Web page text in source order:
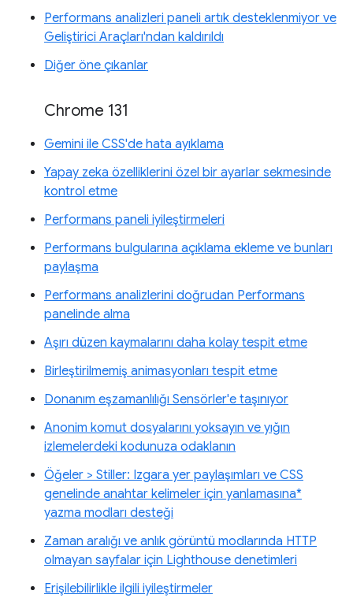
Performans analizleri paneli artık desteklenmiyor ve
Geliştirici Araçları'ndan kaldırıldı
Diğer öne çıkanlar
Chrome 131
Gemini ile CSS'de hata ayıklama
Yapay zeka özelliklerini özel bir ayarlar sekmesinde
kontrol etme
Performans paneli iyileştirmeleri
Performans bulgularına açıklama ekleme ve bunları
paylaşma
Performans analizlerini doğrudan Performans
panelinde alma
Aşırı düzen kaymalarını daha kolay tespit etme
Birleştirilmemiş animasyonları tespit etme
Donanım eşzamanlılığı Sensörler'e taşınıyor
Anonim komut dosyalarını yoksayın ve yığın
izlemelerdeki kodunuza odaklanın
Öğeler > Stiller: Izgara yer paylaşımları ve CSS
genelinde anahtar kelimeler için yanlamasına*
yazma modları desteği
Zaman aralığı ve anlık görüntü modlarında HTTP
olmayan sayfalar için Lighthouse denetimleri
Erişilebilirlikle ilgili iyileştirmeler